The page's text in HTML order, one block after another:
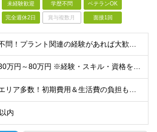
未経験歓迎 学歴不問 ベテランOK
完全週休2日 賞与複数月 面接1回
【年齢不問！プラント関連の経験があれば大歓迎！★】 「培ってきた技術を活かして、もっと収入や環境を上げたい！」 「安定したインフラ業界で、もう一度エンジニアとして大きく成長したい！」 …そんな熱い意欲
◇月給30万円～80万円 ※経験・スキル・資格を考慮の上で決定します。
＼勤務エリア多数！初期費用＆生活費の負担もほぼゼロ★／ 東京・神奈川・千葉のオフィス街をはじめ、 関東を中心とした全国のプラント工場や太平洋ベルト地帯が舞台！ 実は……【全体の約9割が関東エリア】の
内